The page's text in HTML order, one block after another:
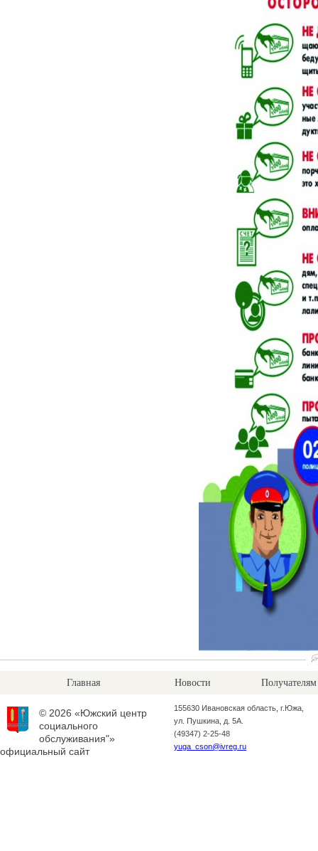
Главная Новости Получателям
© 2026 «Южский центр
социального
обслуживания"»
официальный сайт
155630 Ивановская область, г.Южа,
ул. Пушкина, д. 5А.
(49347) 2-25-48
yuga_cson@ivreg.ru